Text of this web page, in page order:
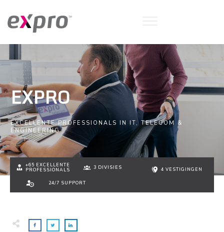
EXPRO
EXCELLENTE PROFESSIONALS IN IT, TELECOM &
ENGINEERING
+65 EXCELLENTE
PROFESSIONALS
3 DIVISIES 4 VESTIGINGEN
24/7 SUPPORT